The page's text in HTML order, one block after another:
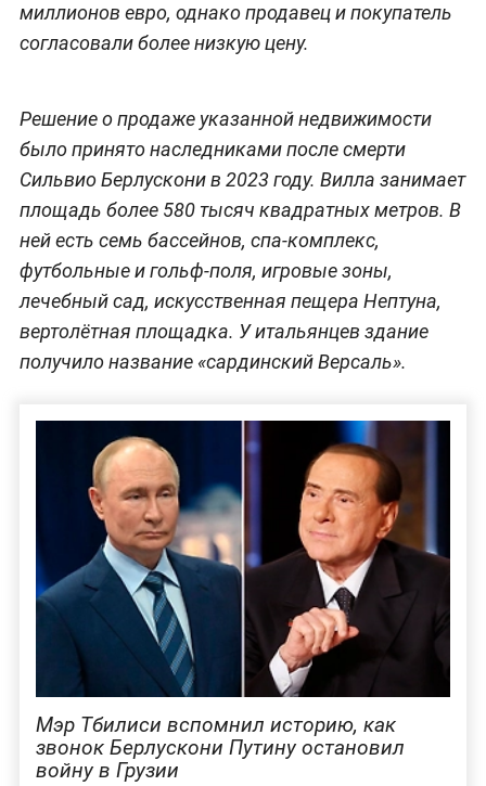
миллионов евро, однако продавец и покупатель
согласовали более низкую цену.
Решение о продаже указанной недвижимости
было принято наследниками после смерти
Сильвио Берлускони в 2023 году. Вилла занимает
площадь более 580 тысяч квадратных метров. В
ней есть семь бассейнов, спа-комплекс,
футбольные и гольф-поля, игровые зоны,
лечебный сад, искусственная пещера Нептуна,
вертолётная площадка. У итальянцев здание
получило название «сардинский Версаль».
Мэр Тбилиси вспомнил историю, как
звонок Берлускони Путину остановил
войну в Грузии